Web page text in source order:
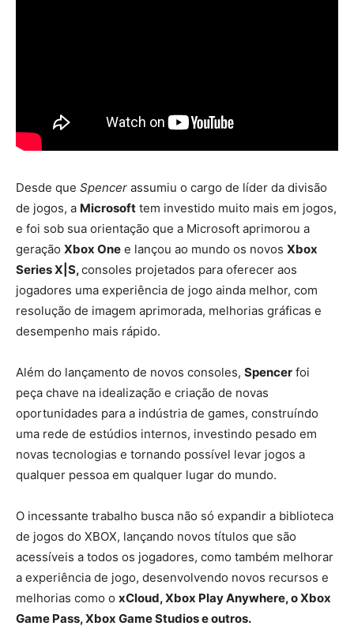
Desde que Spencer assumiu o cargo de líder da divisão
de jogos, a Microsoft tem investido muito mais em jogos,
e foi sob sua orientação que a Microsoft aprimorou a
geração Xbox One e lançou ao mundo os novos Xbox
Series X|S,consoles projetados para oferecer aos
jogadores uma experiência de jogo ainda melhor, com
resolução de imagem aprimorada, melhorias gráficas e
desempenho mais rápido.
Além do lançamento de novos consoles, Spencer foi
peça chave na idealização e criação de novas
oportunidades para a indústria de games, construíndo
uma rede de estúdios internos, investindo pesado em
novas tecnologias e tornando possível levar jogos a
qualquer pessoa em qualquer lugar do mundo.
O incessante trabalho busca não só expandir a biblioteca
de jogos do XBOX, lançando novos títulos que são
acessíveis a todos os jogadores, como também melhorar
a experiência de jogo, desenvolvendo novos recursos e
melhorias como o xCloud, Xbox Play Anywhere, o Xbox
Game Pass, Xbox Game Studios e outros.